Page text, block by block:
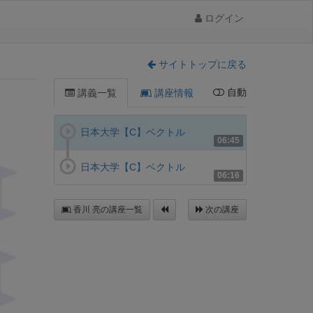
ログイン
サイトトップに戻る
講義一覧 講座情報 自動
06:45
日本大学【C】ベクトル
06:16
日本大学【C】ベクトル
香川 亮の講座一覧 次の講座